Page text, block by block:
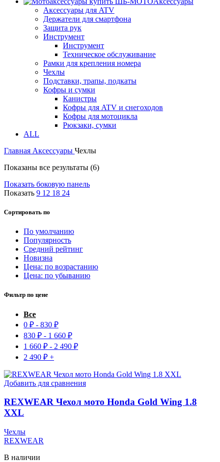
Аксессуары для ATV
Держатели для смартфона
Защита рук
Инструмент
Инструмент
Техническое обслуживание
Рамки для крепления номера
Чехлы
Подставки, трапы, подкаты
Кофры и сумки
Канистры
Кофры для ATV и снегоходов
Кофры для мотоцикла
Рюкзаки, сумки
ALL
Главная Аксессуары Чехлы
Показаны все результаты (6)
Показать боковую панель
Показать 9 12 18 24
Сортировать по
По умолчанию
Популярность
Средний рейтинг
Новизна
Цена: по возрастанию
Цена: по убыванию
Фильтр по цене
Все
0 ₽ - 830 ₽
830 ₽ - 1 660 ₽
1 660 ₽ - 2 490 ₽
2 490 ₽ +
Добавить для сравнения
REXWEAR Чехол мото Honda Gold Wing 1.8
XXL
Чехлы
REXWEAR
В наличии